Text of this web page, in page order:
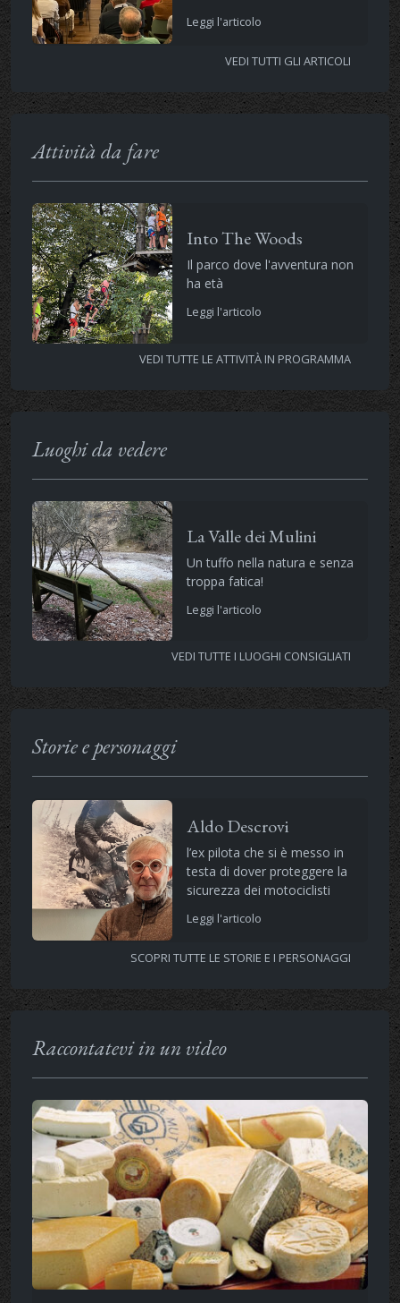
Leggi l'articolo
VEDI TUTTI GLI ARTICOLI
Attività da fare
Into The Woods
Il parco dove l'avventura non
ha età
Leggi l'articolo
VEDI TUTTE LE ATTIVITÀ IN PROGRAMMA
Luoghi da vedere
La Valle dei Mulini
Un tuffo nella natura e senza
troppa fatica!
Leggi l'articolo
VEDI TUTTE I LUOGHI CONSIGLIATI
Storie e personaggi
Aldo Descrovi
l’ex pilota che si è messo in
testa di dover proteggere la
sicurezza dei motociclisti
Leggi l'articolo
SCOPRI TUTTE LE STORIE E I PERSONAGGI
Raccontatevi in un video